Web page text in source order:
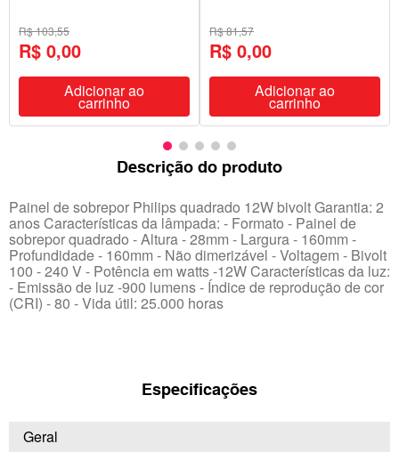
R$ 103,55
R$ 0,00
Adicionar ao
carrinho
R$ 81,57
R$ 0,00
Adicionar ao
carrinho
Descrição do produto
Painel de sobrepor Philips quadrado 12W bivolt Garantia: 2
anos Características da lâmpada: - Formato - Painel de
sobrepor quadrado - Altura - 28mm - Largura - 160mm -
Profundidade - 160mm - Não dimerizável - Voltagem - Bivolt
100 - 240 V - Potência em watts -12W Características da luz:
- Emissão de luz -900 lumens - Índice de reprodução de cor
(CRI) - 80 - Vida útil: 25.000 horas
Especificações
Geral